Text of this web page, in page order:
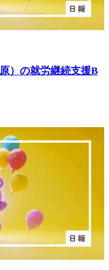
）の就労継続支援B